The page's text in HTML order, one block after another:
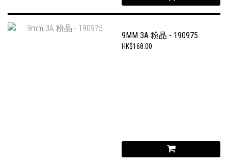
9MM 3A 粉晶 - 190975
HK$168.00